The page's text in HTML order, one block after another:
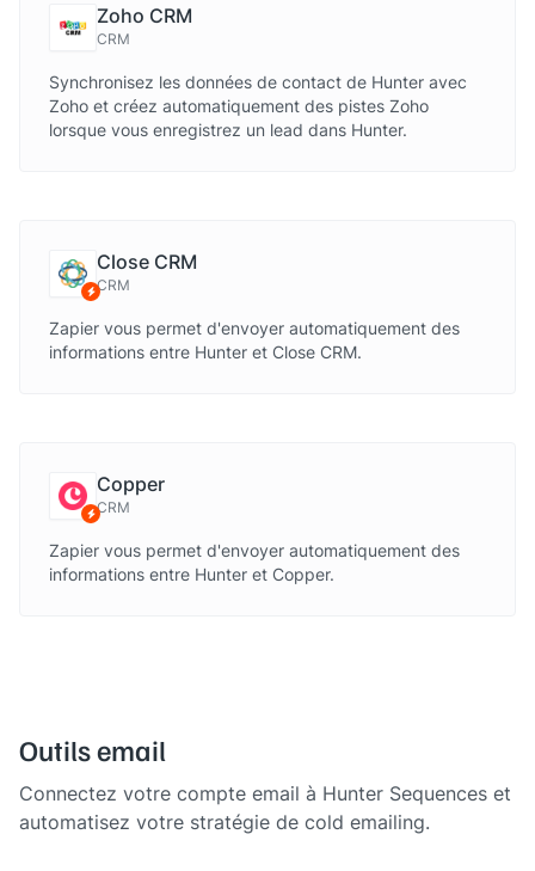
Zoho CRM
CRM
Synchronisez les données de contact de Hunter avec
Zoho et créez automatiquement des pistes Zoho
lorsque vous enregistrez un lead dans Hunter.
via Zapier
Close CRM
CRM
Zapier vous permet d'envoyer automatiquement des
informations entre Hunter et Close CRM.
via Zapier
Copper
CRM
Zapier vous permet d'envoyer automatiquement des
informations entre Hunter et Copper.
Outils email
Connectez votre compte email à Hunter Sequences et
automatisez votre stratégie de cold emailing.